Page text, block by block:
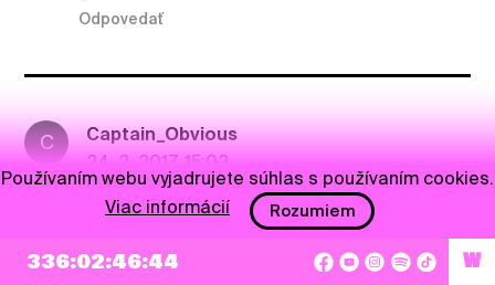
Odpovedať
C
Captain_Obvious
24. 2. 2017, 15:02
este raz Solange, necudujem sa ze niekomu sa
nemusi pacit tento styl ale cudujem sa nazorom ze
teraz kvoli nej pridu ludia ktori by inak neprisli a
pokazia atmosferu...myslim ze ani Solange nie je
336:02:46:43 W
Používaním webu vyjadrujete súhlas s používaním cookies.
Viac informácií
Rozumiem